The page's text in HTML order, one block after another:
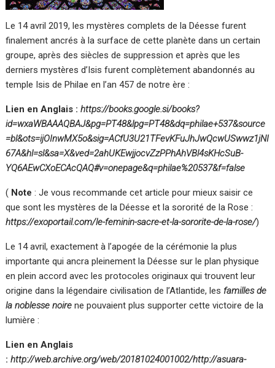
Le 14 avril 2019, les mystères complets de la Déesse furent
finalement ancrés à la surface de cette planète dans un certain
groupe, après des siècles de suppression et après que les
derniers mystères d’Isis furent complètement abandonnés au
temple Isis de Philae en l’an 457 de notre ère :
Lien en Anglais : https://books.google.si/books?
id=wxaWBAAAQBAJ&pg=PT48&lpg=PT48&dq=philae+537&source
=bl&ots=ijOInwMX5o&sig=ACfU3U21TFevKFuJhJwQcwUSwwz1jNI
67A&hl=sl&sa=X&ved=2ahUKEwjjocvZzPPhAhVBl4sKHcSuB-
YQ6AEwCXoECAcQAQ#v=onepage&q=philae%20537&f=false
( Note: Je vous recommande cet article pour mieux saisir ce
que sont les mystères de la Déesse et la sororité de la Rose :
https://exoportail.com/le-feminin-sacre-et-la-sororite-de-la-rose/)
Le 14 avril, exactement à l’apogée de la cérémonie la plus
importante qui ancra pleinement la Déesse sur le plan physique
en plein accord avec les protocoles originaux qui trouvent leur
origine dans la légendaire civilisation de l’Atlantide, les familles de
la noblesse noire ne pouvaient plus supporter cette victoire de la
lumière :
Lien en Anglais
: http://web.archive.org/web/20181024001002/http://asuara-